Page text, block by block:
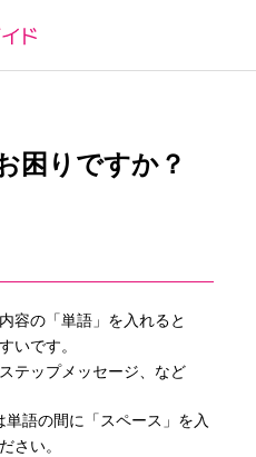
困りですか？
容の「単語」を入れると
いです。
テップメッセージ、など
語の間に「スペース」を入
さい。